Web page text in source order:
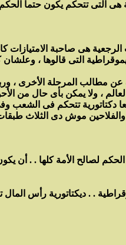
هى التى تتحكم يكون حتما
هى صاحبة الامتيازات
التى قالوها ، وعلشان
مطالب المرحلة الأخرى ،
، ولا يمكن بأى حال من
والفلاحين موش دى الثلاث
لصالح الأمة كلها . . أن
. . ديكتاتورية رأس المال